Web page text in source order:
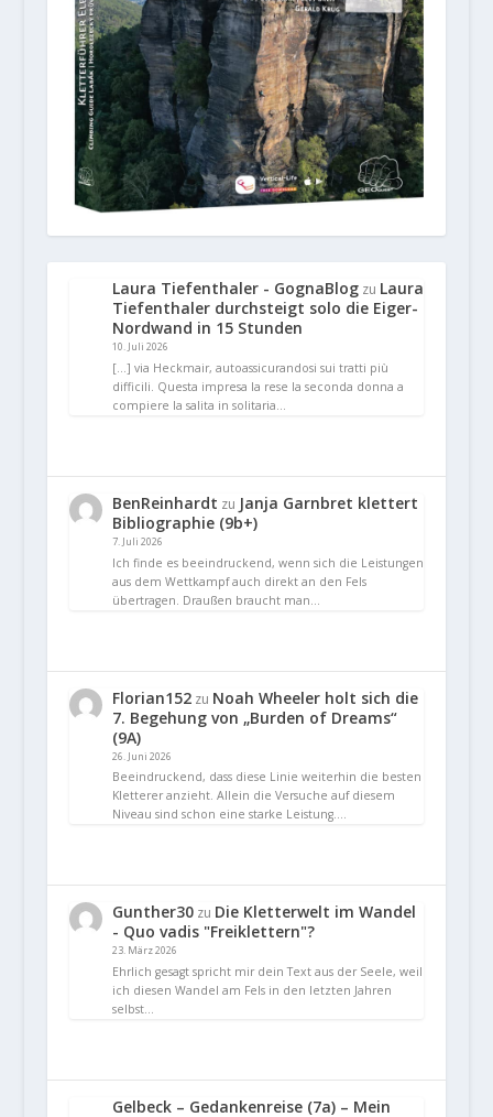
Laura Tiefenthaler - GognaBlogzu Laura
Tiefenthaler durchsteigt solo die Eiger-
Nordwand in 15 Stunden
10. Juli 2026
[…] via Heckmair, autoassicurandosi sui tratti più
difficili. Questa impresa la rese la seconda donna a
compiere la salita in solitaria…
BenReinhardt zu Janja Garnbret klettert
Bibliographie (9b+)
7. Juli 2026
Ich finde es beeindruckend, wenn sich die Leistungen
aus dem Wettkampf auch direkt an den Fels
übertragen. Draußen braucht man…
Florian152zu Noah Wheeler holt sich die
7. Begehung von „Burden of Dreams“
(9A)
26. Juni 2026
Beeindruckend, dass diese Linie weiterhin die besten
Kletterer anzieht. Allein die Versuche auf diesem
Niveau sind schon eine starke Leistung.…
Gunther30zu Die Kletterwelt im Wandel
- Quo vadis "Freiklettern"?
23. März 2026
Ehrlich gesagt spricht mir dein Text aus der Seele, weil
ich diesen Wandel am Fels in den letzten Jahren
selbst…
Gelbeck – Gedankenreise (7a) – Mein